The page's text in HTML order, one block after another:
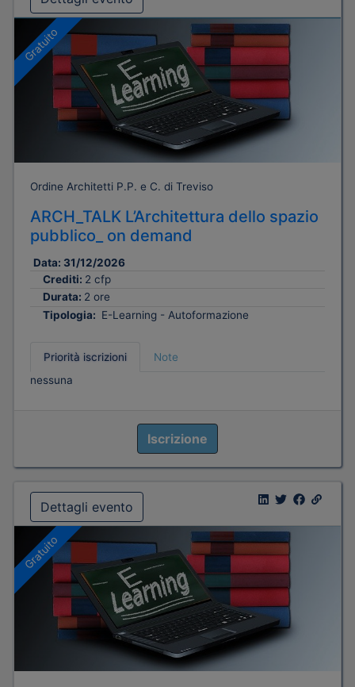
Gratuito
Ordine Architetti P.P. e C. di Treviso
ARCH_TALK L’Architettura dello spazio
pubblico_ on demand
Data: 31/12/2026
Crediti: 2 cfp
Durata: 2 ore
Tipologia: E-Learning - Autoformazione
Priorità iscrizioni
Note
nessuna
Iscrizione
Dettagli evento
Gratuito